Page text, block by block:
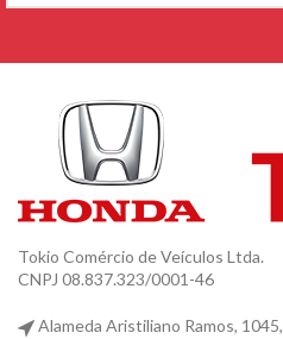
Tokio Comércio de Veículos Ltda.
CNPJ 08.837.323/0001-46
Alameda Aristiliano Ramos, 1045,